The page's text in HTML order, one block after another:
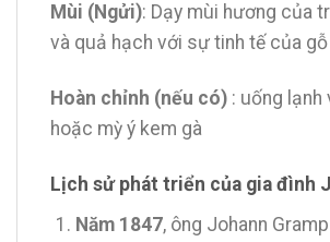
Mùi (Ngửi): Dạy mùi hương của
và quả hạch với sự tinh tế của
Hoàn chỉnh (nếu có) : uống lạnh
hoặc mỳ ý kem gà
Lịch sử phát triển của gia đình
Năm 1847, ông Johann